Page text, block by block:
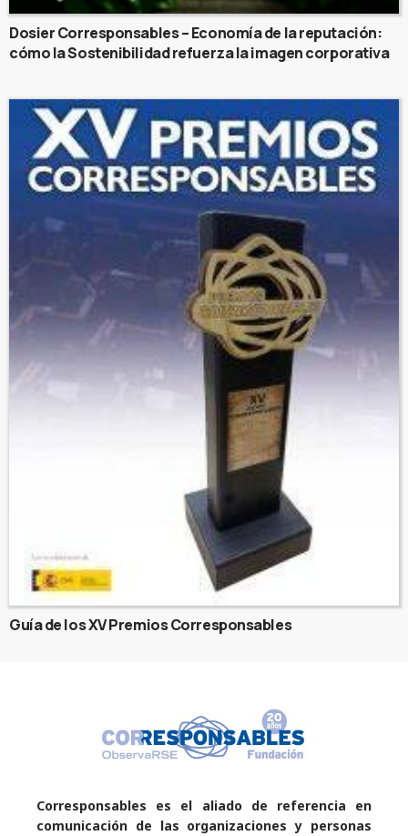
Dosier Corresponsables – Economía de la reputación:
cómo la Sostenibilidad refuerza la imagen corporativa
Guía de los XV Premios Corresponsables
Corresponsables es el aliado de referencia en
comunicación de las organizaciones y personas